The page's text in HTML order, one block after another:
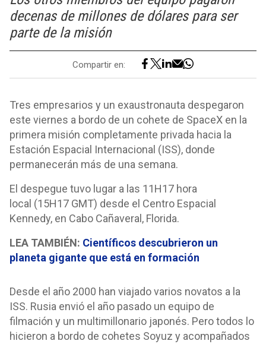
decenas de millones de dólares para ser
parte de la misión
Compartir en:
Tres empresarios y un exaustronauta despegaron
este viernes a bordo de un cohete de SpaceX en la
primera misión completamente privada hacia la
Estación Espacial Internacional (ISS), donde
permanecerán más de una semana.
El despegue tuvo lugar a las 11H17 hora
local (15H17 GMT) desde el Centro Espacial
Kennedy, en Cabo Cañaveral, Florida.
LEA TAMBIÉN: Científicos descubrieron un
planeta gigante que está en formación
Desde el año 2000 han viajado varios novatos a la
ISS. Rusia envió el año pasado un equipo de
filmación y un multimillonario japonés. Pero todos lo
hicieron a bordo de cohetes Soyuz y acompañados